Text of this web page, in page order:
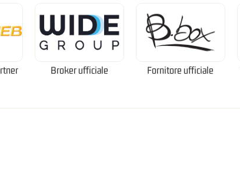
Broker ufficiale Fornitore ufficiale